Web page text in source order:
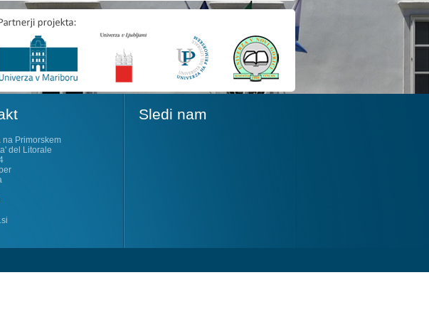
na Primorskem
del Litorale
Sledi nam